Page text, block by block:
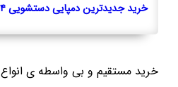
خرید جدیدترین دمپایی دستشویی ۲۰۲۴
خرید مستقیم و بی واسطه ی انواع